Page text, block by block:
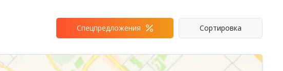
Спецпредложения Сортировка